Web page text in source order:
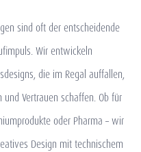
sind oft der entscheidende
Wir entwickeln
die im Regal auffallen,
und Vertrauen schaffen. Ob für
oder Pharma – wir
Design mit technischem